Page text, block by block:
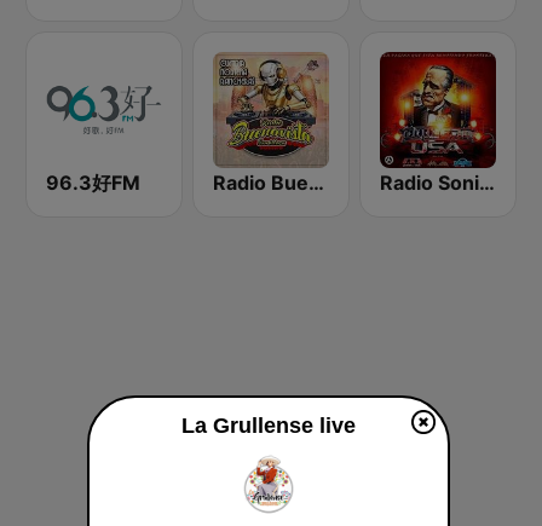
96.3好FM Radio Buena Vista Sonidera Radio Sonideros USA
La Grullense live